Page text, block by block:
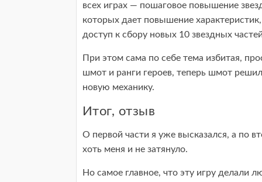
всех играх — пошаговое повышение
которых дает повышение
доступ к сбору новых 10 звездных
При этом сама по себе тема избитая,
шмот и ранги героев, теперь шмот
новую механику.
Итог, отзыв
О первой части я уже высказался, а по
хоть меня и не затянуло.
Но самое главное, что эту игру делали